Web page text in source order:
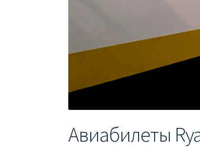
Авиабилеты